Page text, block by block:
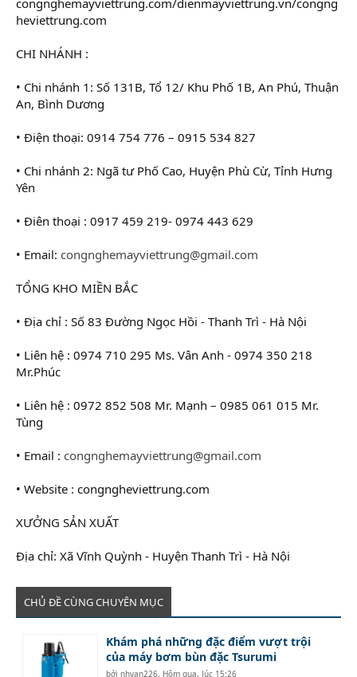
congnghemayviettrung.com/dienmayviettrung.vn/congng
heviettrung.com
CHI NHÁNH :
• Chi nhánh 1: Số 131B, Tổ 12/ Khu Phố 1B, An Phú, Thuận
An, Bình Dương
• Điện thoại: 0914 754 776 – 0915 534 827
• Chi nhánh 2: Ngã tư Phố Cao, Huyện Phù Cừ, Tỉnh Hưng
Yên
• Điên thoại : 0917 459 219- 0974 443 629
• Email: congnghemayviettrung@gmail.com
TỔNG KHO MIỀN BẮC
• Địa chỉ : Số 83 Đường Ngọc Hồi - Thanh Trì - Hà Nội
• Liên hệ : 0974 710 295 Ms. Vân Anh - 0974 350 218
Mr.Phúc
• Liên hệ : 0972 852 508 Mr. Mạnh – 0985 061 015 Mr.
Tùng
• Email : congnghemayviettrung@gmail.com
• Website : congngheviettrung.com
XƯỞNG SẢN XUẤT
Địa chỉ: Xã Vĩnh Quỳnh - Huyện Thanh Trì - Hà Nội
CHỦ ĐỀ CÙNG CHUYÊN MỤC
Khám phá những đặc điểm vượt trội
của máy bơm bùn đặc Tsurumi
bởinhvan226, Hôm qua, lúc 15:26